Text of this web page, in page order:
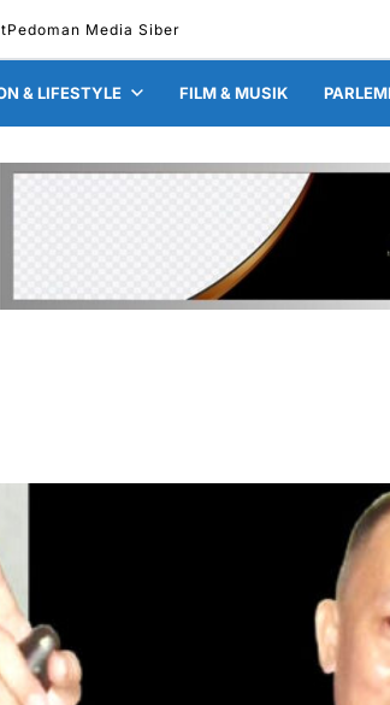
Pedoman Media Siber
& LIFESTYLE FILM & MUSIK